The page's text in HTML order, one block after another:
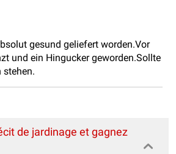
gesund geliefert worden.Vor
und ein Hingucker geworden.Sollte
stehen.
de jardinage et gagnez